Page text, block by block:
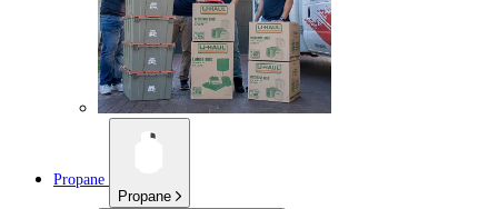
Propane
Propane